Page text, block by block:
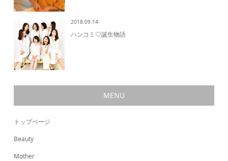
2018.09.14
ハンコミ♡誕生物語
MENU
トップページ
Beauty
Mother